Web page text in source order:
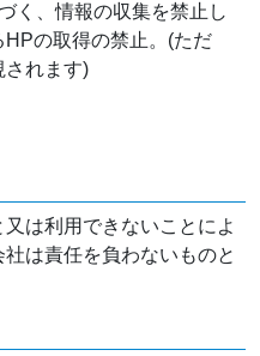
く、情報の収集を禁止し
の取得の禁止。(ただ
されます)
又は利用できないことによ
は責任を負わないものと